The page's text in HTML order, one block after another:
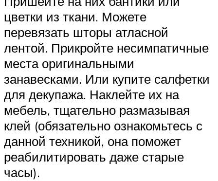
цветки из ткани. Можете
перевязать шторы атласной
лентой. Прикройте несимпатичные
места оригинальными
занавесками. Или купите салфетки
для декупажа. Наклейте их на
мебель, тщательно размазывая
клей (обязательно ознакомьтесь с
данной техникой, она поможет
реабилитировать даже старые
часы).